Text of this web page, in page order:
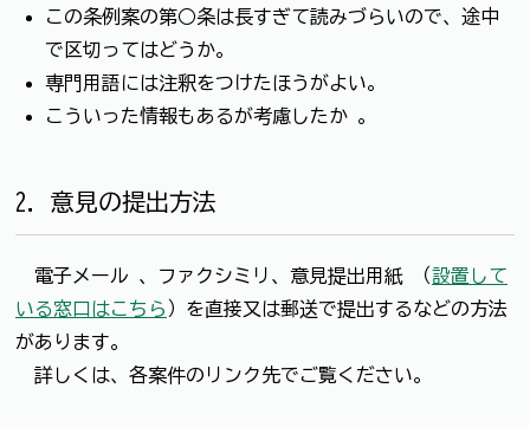
この条例案の第○条は長すぎて読みづらいので、途中
で区切ってはどうか。
専門用語には注釈をつけたほうがよい。
こういった情報もあるが考慮したか 。
2．意見の提出方法
電子メール 、ファクシミリ、意見提出用紙 （設置して
いる窓口はこちら ）を直接又は郵送で提出するなどの方法
があります。
詳しくは、各案件のリンク先でご覧ください。